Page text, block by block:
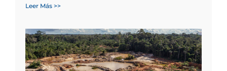
Leer Más >>